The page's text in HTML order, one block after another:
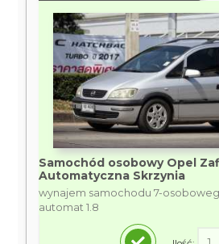
Samochód osobowy Opel
Automatyczna Skrzynia
wynajem samochodu 7-
automat 1.8